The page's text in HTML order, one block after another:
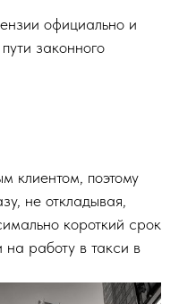
официально и
законного
поэтому
не откладывая,
короткий срок
на работу в такси в